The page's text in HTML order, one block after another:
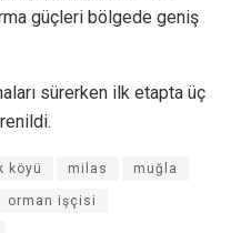
güçleri bölgede geniş
sürerken ilk etapta üç
köyü milas muğla
orman işçisi